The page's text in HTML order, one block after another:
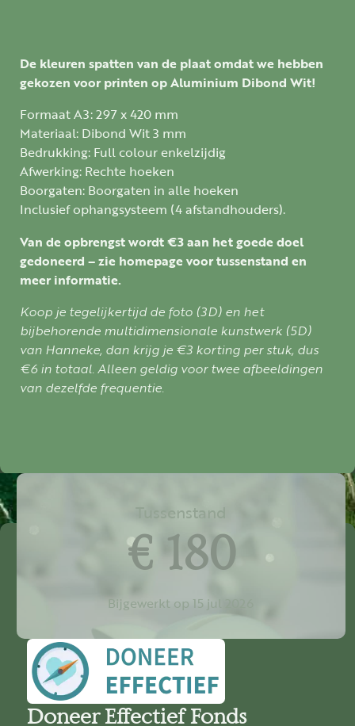
De kleuren spatten van de plaat omdat we hebben
gekozen voor printen op Aluminium Dibond Wit!
Formaat A3: 297 x 420 mm
Materiaal: Dibond Wit 3 mm
Bedrukking: Full colour enkelzijdig
Afwerking: Rechte hoeken
Boorgaten: Boorgaten in alle hoeken
Inclusief ophangsysteem (4 afstandhouders).
Van de opbrengst wordt €3 aan het goede doel
gedoneerd – zie homepage voor tussenstand en
meer informatie.
Koop je tegelijkertijd de foto (3D) en het
bijbehorende multidimensionale kunstwerk (5D)
van Hanneke, dan krijg je €3 korting per stuk, dus
€6 in totaal. Alleen geldig voor twee afbeeldingen
van dezelfde frequentie.
Doneer Effectief Fonds
Tussenstand
€ 180
Bijgewerkt op 15 jul 2026